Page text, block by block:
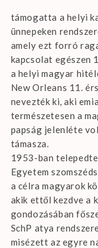
támogatta a helyi
ünnepeken
amely ezt forró
kapcsolat
a helyi magyar
New Orleans 11.
nevezték ki, aki
természetesen a
papság jelenléte
támasza.
1953-ban
Egyetem
a célra magyarok
akik ettől kezdve a
gondozásában
SchP atya
misézett az egyre